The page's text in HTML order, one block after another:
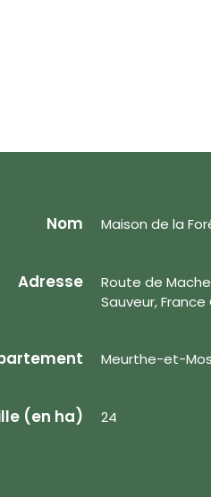
Nom Maison de la
Adresse
Route de
Sauveur, France
Meurthe-et-
(en ha) 24